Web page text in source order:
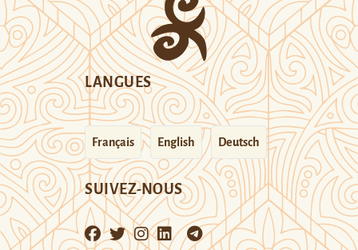
LANGUES
Français English Deutsch
SUIVEZ-NOUS